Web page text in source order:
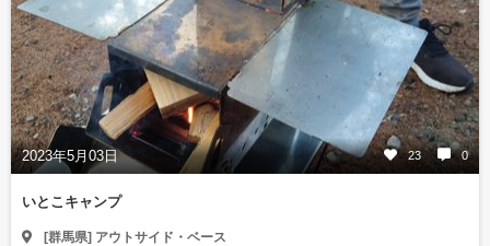
2023年5月03日 23 0
いとこキャンプ
[群馬県] アウトサイド・ベース